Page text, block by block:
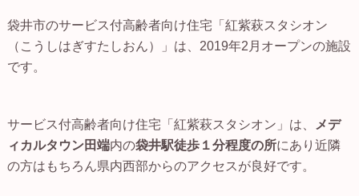
袋井市のサービス付高齢者向け住宅「紅紫萩スタシオン
（こうしはぎすたしおん）」は、2019年2月オープンの施設
です。
サービス付高齢者向け住宅「紅紫萩スタシオン」は、
メデ
ィカルタウン田端内の袋井駅徒歩１分程度の所にあり近隣
の方はもちろん県内西部からのアクセスが良好です。